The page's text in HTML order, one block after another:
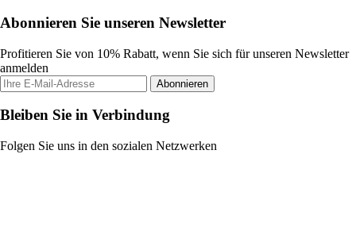
Abonnieren Sie unseren Newsletter
Profitieren Sie von 10% Rabatt, wenn Sie sich für unseren Newsletter
anmelden
Abonnieren
Bleiben Sie in Verbindung
Folgen Sie uns in den sozialen Netzwerken